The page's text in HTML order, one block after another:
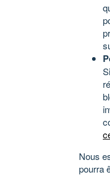
Nous
pourra